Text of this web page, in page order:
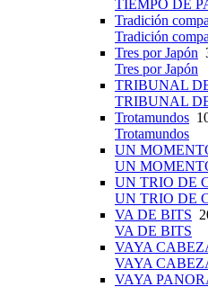
TIEMPO DE
Tradición
Tradición
Tres por Japón
Tres por Japón
TRIBUNAL
TRIBUNAL
Trotamundos
Trotamundos
UN
UN
UN TRIO DE
UN TRIO DE
VA DE BITS
VA DE BITS
VAYA
VAYA
VAYA